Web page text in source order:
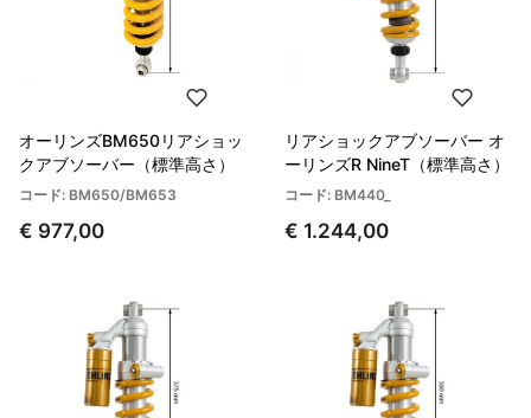
オーリンズBM650リアショッ
クアブソーバー（標準高さ）
コード: BM650/BM653
€ 977,00
リアショックアブソーバー オ
ーリンズR NineT（標準高さ）
コード: BM440_
€ 1.244,00